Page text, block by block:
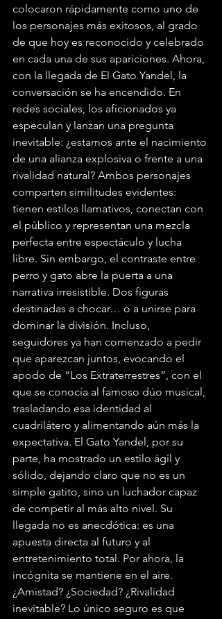
colocaron rápidamente como uno de
los personajes más exitosos, al grado
de que hoy es reconocido y celebrado
en cada una de sus apariciones. Ahora,
con la llegada de El Gato Yandel, la
conversación se ha encendido. En
redes sociales, los aficionados ya
especulan y lanzan una pregunta
inevitable: ¿estamos ante el nacimiento
de una alianza explosiva o frente a una
rivalidad natural? Ambos personajes
comparten similitudes evidentes:
tienen estilos llamativos, conectan con
el público y representan una mezcla
perfecta entre espectáculo y lucha
libre. Sin embargo, el contraste entre
perro y gato abre la puerta a una
narrativa irresistible. Dos figuras
destinadas a chocar… o a unirse para
dominar la división. Incluso,
seguidores ya han comenzado a pedir
que aparezcan juntos, evocando el
apodo de “Los Extraterrestres”, con el
que se conocía al famoso dúo musical,
trasladando esa identidad al
cuadrilátero y alimentando aún más la
expectativa. El Gato Yandel, por su
parte, ha mostrado un estilo ágil y
sólido, dejando claro que no es un
simple gatito, sino un luchador capaz
de competir al más alto nivel. Su
llegada no es anecdótica: es una
apuesta directa al futuro y al
entretenimiento total. Por ahora, la
incógnita se mantiene en el aire.
¿Amistad? ¿Sociedad? ¿Rivalidad
inevitable? Lo único seguro es que